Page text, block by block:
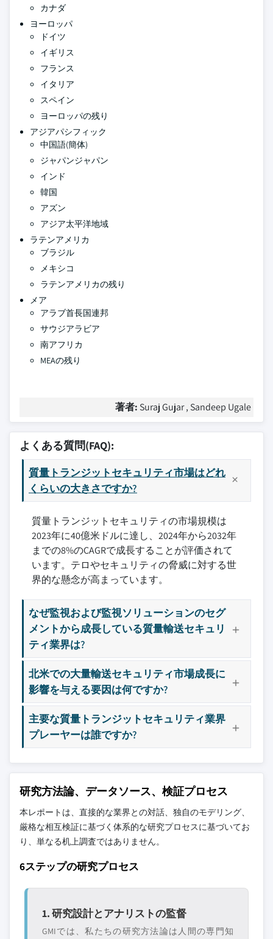
カナダ
ヨーロッパ
ドイツ
イギリス
フランス
イタリア
スペイン
ヨーロッパの残り
アジアパシフィック
中国語(簡体)
ジャパンジャパン
インド
韓国
アズン
アジア太平洋地域
ラテンアメリカ
ブラジル
メキシコ
ラテンアメリカの残り
メア
アラブ首長国連邦
サウジアラビア
南アフリカ
MEAの残り
著者: Suraj Gujar , Sandeep Ugale
よくある質問(FAQ):
質量トランジットセキュリティ市場はどれ
くらいの大きさですか?
質量トランジットセキュリティの市場規模は
2023年に40億米ドルに達し、2024年から2032年
までの8%のCAGRで成長することが評価されて
います。テロやセキュリティの脅威に対する世
界的な懸念が高まっています。
なぜ監視および監視ソリューションのセグ
メントから成長している質量輸送セキュリ
ティ業界は?
北米での大量輸送セキュリティ市場成長に
影響を与える要因は何ですか?
主要な質量トランジットセキュリティ業界
プレーヤーは誰ですか?
研究方法論、データソース、検証プロセス
本レポートは、直接的な業界との対話、独自のモデリング、
厳格な相互検証に基づく体系的な研究プロセスに基づいてお
り、単なる机上調査ではありません。
6ステップの研究プロセス
1. 研究設計とアナリストの監督
GMIでは、私たちの研究方法論は人間の専門知